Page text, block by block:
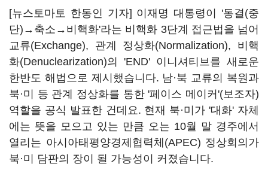
[뉴스토마토 한동인 기자] 이재명 대통령이 '동결(중
단)→축소→비핵화'라는 비핵화 3단계 접근법을 넘어
교류(Exchange), 관계 정상화(Normalization), 비핵
화(Denuclearization)의 'END' 이니셔티브를 새로운
한반도 해법으로 제시했습니다. 남·북 교류의 복원과
북·미 등 관계 정상화를 통한 '페이스 메이커'(보조자)
역할을 공식 발표한 건데요. 현재 북·미가 '대화' 자체
에는 뜻을 모으고 있는 만큼 오는 10월 말 경주에서
열리는 아시아태평양경제협력체(APEC) 정상회의가
북·미 담판의 장이 될 가능성이 커졌습니다.